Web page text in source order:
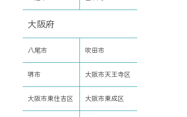
大阪府
八尾市 吹田市
堺市 大阪市天王寺区
大阪市東住吉区 大阪市東成区